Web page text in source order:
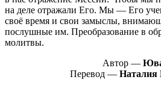
на деле отражали Его. Мы — Его
своё время и свои замыслы,
послушные им. Преобразование в
молитвы.
Автор —
Перевод — Наталия